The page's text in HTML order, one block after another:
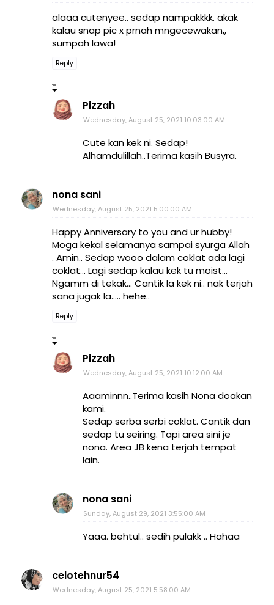
alaaa cutenyee.. sedap nampakkkk. akak
kalau snap pic x prnah mngecewakan,,
sumpah lawa!
Reply
Pizzah
Wednesday, August 25, 2021 10:03:00 AM
Cute kan kek ni. Sedap!
Alhamdulillah..Terima kasih Busyra.
nona sani
Wednesday, August 25, 2021 5:00:00 AM
Happy Anniversary to you and ur hubby!
Moga kekal selamanya sampai syurga Allah
. Amin.. Sedap wooo dalam coklat ada lagi
coklat... Lagi sedap kalau kek tu moist...
Ngamm di tekak... Cantik la kek ni.. nak terjah
sana jugak la..... hehe..
Reply
Pizzah
Wednesday, August 25, 2021 10:12:00 AM
Aaaminnn..Terima kasih Nona doakan
kami.
Sedap serba serbi coklat. Cantik dan
sedap tu seiring. Tapi area sini je
nona. Area JB kena terjah tempat
lain.
nona sani
Sunday, August 29, 2021 3:55:00 AM
Yaaa. behtul.. sedih pulakk .. Hahaa
celotehnur54
Wednesday, August 25, 2021 5:58:00 AM